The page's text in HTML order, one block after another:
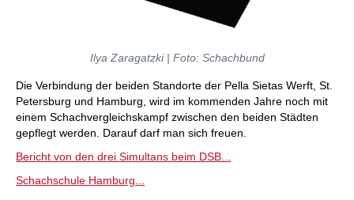
Ilya Zaragatzki | Foto: Schachbund
Die Verbindung der beiden Standorte der Pella Sietas Werft, St.
Petersburg und Hamburg, wird im kommenden Jahre noch mit
einem Schachvergleichskampf zwischen den beiden Städten
gepflegt werden. Darauf darf man sich freuen.
Bericht von den drei Simultans beim DSB...
Schachschule Hamburg...